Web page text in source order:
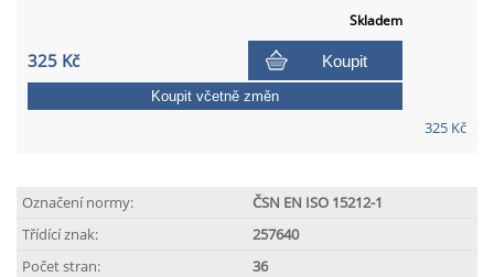
Skladem
325 Kč Koupit
325 Kč
Koupit včetně změn
Označení normy:
ČSN EN ISO 15212-1
Třídící znak:
257640
Počet stran:
36